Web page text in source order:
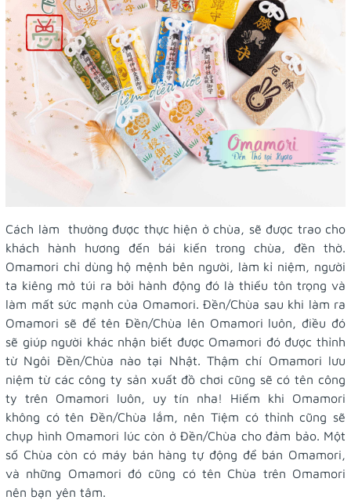
Cách làm thường được thực hiện ở chùa, sẽ được trao cho
khách hành hương đến bái kiến trong chùa, đền thờ.
Omamori chỉ dùng hộ mệnh bên người, làm kỉ niệm, người
ta kiêng mở túi ra bởi hành động đó là thiếu tôn trọng và
làm mất sức mạnh của Omamori. Đền/Chùa sau khi làm ra
Omamori sẽ để tên Đền/Chùa lên Omamori luôn, điều đó
sẽ giúp người khác nhận biết được Omamori đó được thỉnh
từ Ngôi Đền/Chùa nào tại Nhật. Thậm chí Omamori lưu
niệm từ các công ty sản xuất đồ chơi cũng sẽ có tên công
ty trên Omamori luôn, uy tín nha! Hiếm khi Omamori
không có tên Đền/Chùa lắm, nên Tiệm có thỉnh cũng sẽ
chụp hình Omamori lúc còn ở Đền/Chùa cho đảm bảo. Một
số Chùa còn có máy bán hàng tự động để bán Omamori,
và những Omamori đó cũng có tên Chùa trên Omamori
nên bạn yên tâm.